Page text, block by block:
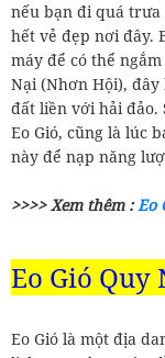
nếu bạn đi quá trưa
hết vẻ đẹp nơi đây.
máy để có thể
Nại (Nhơn Hội),
đất liền với hải đảo.
Eo Gió, cũng là lúc
này để nạp năng
>>>> Xem thêm :Eo
Eo Gió Quy
Eo Gió là một địa